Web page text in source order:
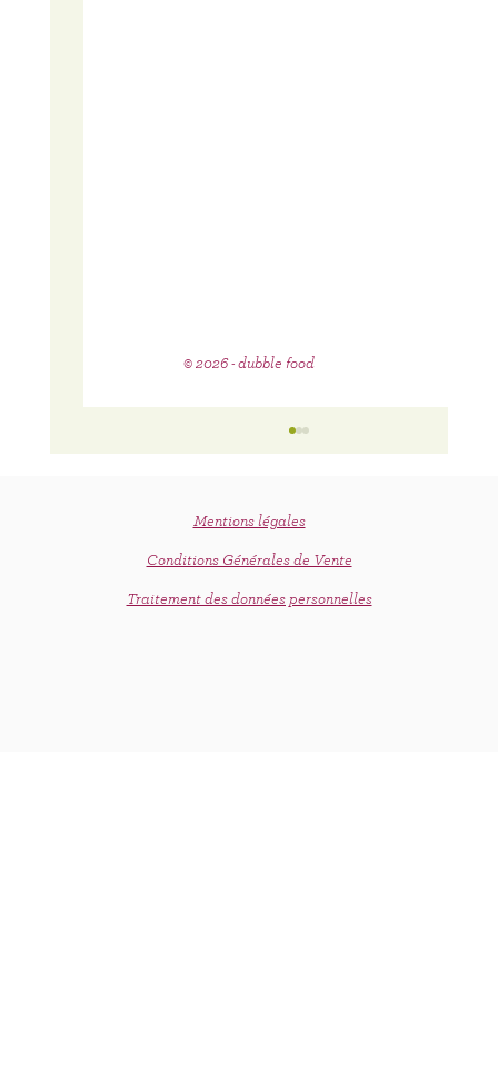
Mentions légales
Conditions Générales de Vente
© 2026 - dubble food
Traitement des données personnelles